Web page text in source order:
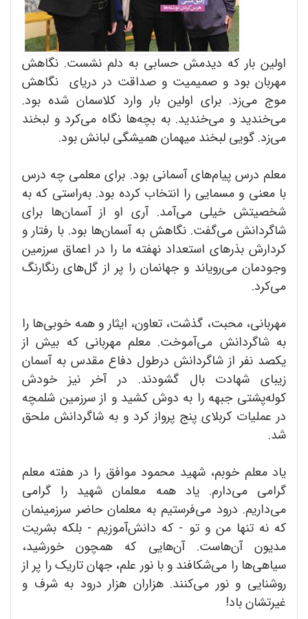
اولین بار که دیدمش حسابی به دلم نشست. نگاهش
مهربان بود و صمیمیت و صداقت در دریای نگاهش
موج می‌زد. برای اولین بار وارد کلاسمان شده بود.
می‌خندید و می‌خندید. به بچه‌ها نگاه می‌کرد و لبخند
می‌زد. گویی لبخند میهمان همیشگی لبانش بود.
معلم درس پیام‌های آسمانی بود. برای معلمی چه درس
با معنی و مسمایی را انتخاب کرده بود. به‌راستی که به
شخصیتش خیلی می‌آمد. آری او از آسمان‌ها برای
شاگردانش می‌گفت. نگاهش به آسمان‌ها بود. با رفتار و
کردارش بذرهای استعداد نهفته ما را در اعماق سرزمین
وجودمان می‌رویاند و جهانمان را پر از گل‌های رنگارنگ
می‌کرد.
مهربانی، محبت، گذشت، تعاون، ایثار و همه خوبی‌ها را
به شاگردانش می‌آموخت. معلم مهربانی که بیش از
یکصد نفر از شاگردانش درطول دفاع مقدس به آسمان
زیبای شهادت بال گشودند. در آخر نیز خودش
کوله‌پشتی جبهه را به دوش کشید و از سرزمین شلمچه
در عملیات کربلای پنج پرواز کرد و به شاگردانش ملحق
شد.
یاد معلم خوبم، شهید محمود موافق را در هفته معلم
گرامی می‌دارم. یاد همه معلمان شهید را گرامی
می‌داریم. درود می‌فرستیم به معلمان حاضر سرزمینمان
که نه تنها من و تو - که دانش‌آموزیم - بلکه بشریت
مدیون آن‌هاست. آن‌هایی که همچون خورشید،
سیاهی‌ها را می‌شکافند و با نور علم، جهان تاریک را پر از
روشنایی و نور می‌کنند. هزاران هزار درود به شرف و
غیرتشان باد!